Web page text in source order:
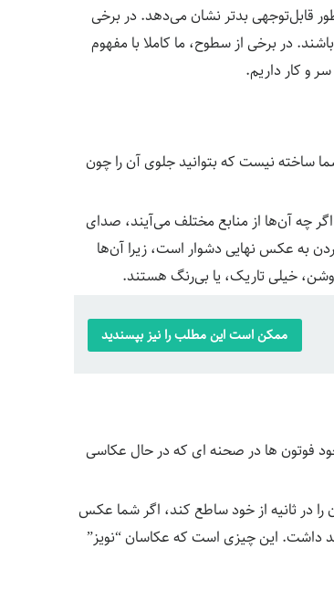
قابل‌توجهی بدتر نشان می‌دهد. در برخی
در برخی از سطوح، ما کاملا با مفهوم
و کار داریم.
ساخته نیست که بتوانید جلوی آن را چون
چه آن‌ها از منابع مختلف می‌آیند، صدای
به عکس نهایی دشوار است، زیرا آن‌ها
خیلی تاریک، یا بی‌رنگ هستند.
ممکن است این مطلب را نیز بپسندید
فوتون ها در صحنه ای که در حال عکاسی
یک لامپ کم‌مصرف ممکن است به طور متوسط ۱۰۰۰ فوتون را در ثانیه از خود ساطع کند، اگر شما عکس
داشت. این چیزی است که عکاسان “نویز”